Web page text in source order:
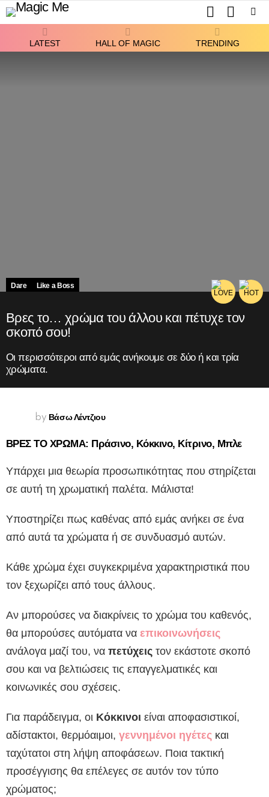
SWITCH
SKIN
LATEST HALL OF MAGIC TRENDING
Dare Like a Boss
Βρες το… χρώμα του άλλου και πέτυχε τον
σκοπό σου!
Οι περισσότεροι από εμάς ανήκουμε σε δύο ή και τρία
χρώματα.
by Βάσω Λέντζιου
ΒΡΕΣ ΤΟ ΧΡΩΜΑ: Πράσινο, Κόκκινο, Κίτρινο, Μπλε
Υπάρχει μια θεωρία προσωπικότητας που στηρίζεται
σε αυτή τη χρωματική παλέτα. Μάλιστα!
Υποστηρίζει πως καθένας από εμάς ανήκει σε ένα
από αυτά τα χρώματα ή σε συνδυασμό αυτών.
Κάθε χρώμα έχει συγκεκριμένα χαρακτηριστικά που
τον ξεχωρίζει από τους άλλους.
Αν μπορούσες να διακρίνεις το χρώμα του καθενός,
θα μπορούσες αυτόματα να επικοινωνήσεις
ανάλογα μαζί του, να πετύχεις τον εκάστοτε σκοπό
σου και να βελτιώσεις τις επαγγελματικές και
κοινωνικές σου σχέσεις.
Για παράδειγμα, οι Κόκκινοι είναι αποφασιστικοί,
αδίστακτοι, θερμόαιμοι, γεννημένοι ηγέτες και
ταχύτατοι στη λήψη αποφάσεων. Ποια τακτική
προσέγγισης θα επέλεγες σε αυτόν τον τύπο
χρώματος;